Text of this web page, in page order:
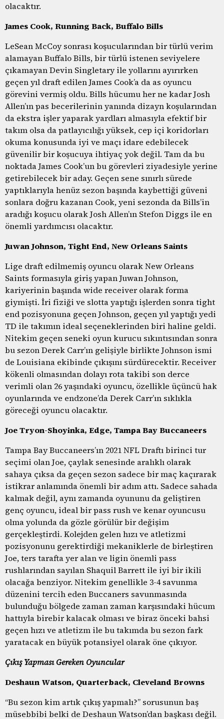
olacaktır.
James Cook, Running Back, Buffalo Bills
LeSean McCoy sonrası koşucularından bir türlü verim
alamayan Buffalo Bills, bir türlü istenen seviyelere
çıkamayan Devin Singletary ile yollarını ayırırken
geçen yıl draft edilen James Cook’a da as oyuncu
görevini vermiş oldu. Bills hücumu her ne kadar Josh
Allen’ın pas becerilerinin yanında dizayn koşularından
da ekstra işler yaparak yardları almasıyla efektif bir
takım olsa da patlayıcılığı yüksek, cep içi koridorları
okuma konusunda iyi ve maçı idare edebilecek
güvenilir bir koşucuya ihtiyaç yok değil. Tam da bu
noktada James Cook’un bu görevleri ziyadesiyle yerine
getirebilecek bir aday. Geçen sene sınırlı sürede
yaptıklarıyla henüz sezon başında kaybettiği güveni
sonlara doğru kazanan Cook, yeni sezonda da Bills’in
aradığı koşucu olarak Josh Allen’ın Stefon Diggs ile en
önemli yardımcısı olacaktır.
Juwan Johnson, Tight End, New Orleans Saints
Lige draft edilmemiş oyuncu olarak New Orleans
Saints formasıyla giriş yapan Juwan Johnson,
kariyerinin başında wide receiver olarak forma
giymişti. İri fiziği ve slotta yaptığı işlerden sonra tight
end pozisyonuna geçen Johnson, geçen yıl yaptığı yedi
TD ile takımın ideal seçeneklerinden biri haline geldi.
Nitekim geçen seneki oyun kurucu sıkıntısından sonra
bu sezon Derek Carr’ın gelişiyle birlikte Johnson ismi
de Louisiana ekibinde çıkışını sürdürecektir. Receiver
kökenli olmasından dolayı rota takibi son derce
verimli olan 26 yaşındaki oyuncu, özellikle üçüncü hak
oyunlarında ve endzone’da Derek Carr’ın sıklıkla
göreceği oyuncu olacaktır.
Joe Tryon-Shoyinka, Edge, Tampa Bay Buccaneers
Tampa Bay Buccaneers’ın 2021 NFL Draftı birinci tur
seçimi olan Joe, çaylak senesinde aralıklı olarak
sahaya çıksa da geçen sezon sadece bir maç kaçırarak
istikrar anlamında önemli bir adım attı. Sadece sahada
kalmak değil, aynı zamanda oyununu da geliştiren
genç oyuncu, ideal bir pass rush ve kenar oyuncusu
olma yolunda da gözle görülür bir değişim
gerçekleştirdi. Kolejden gelen hızı ve atletizmi
pozisyonunu gerektirdiği mekaniklerle de birleştiren
Joe, ters tarafta yer alan ve ligin önemli pass
rushlarından sayılan Shaquil Barrett ile iyi bir ikili
olacağa benziyor. Nitekim genellikle 3-4 savunma
düzenini tercih eden Buccaners savunmasında
bulunduğu bölgede zaman zaman karşısındaki hücum
hattıyla birebir kalacak olması ve biraz önceki bahsi
geçen hızı ve atletizm ile bu takımda bu sezon fark
yaratacak en büyük potansiyel olarak öne çıkıyor.
Çıkış Yapması Gereken Oyuncular
Deshaun Watson, Quarterback, Cleveland Browns
“Bu sezon kim artık çıkış yapmalı?” sorusunun baş
müsebbibi belki de Deshaun Watson’dan başkası değil.